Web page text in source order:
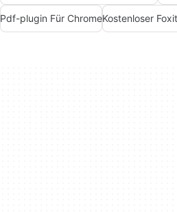
Pdf-plugin Für ChromeKostenloser